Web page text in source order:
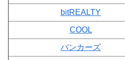
bitREALTY
COOL
バンカーズ